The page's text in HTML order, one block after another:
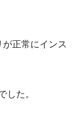
正常にインス
た。